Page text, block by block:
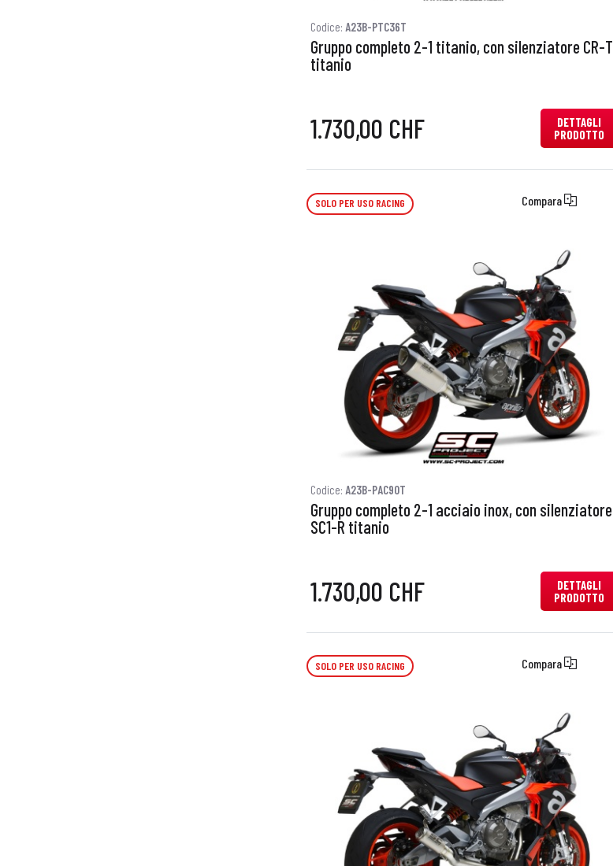
Codice: A23B-PTC36T
Gruppo completo 2-1 titanio, con silenziatore CR-T
titanio
1.730,00 CHF
DETTAGLI
PRODOTTO
SOLO PER USO RACING Compara
Codice: A23B-PAC90T
Gruppo completo 2-1 acciaio inox, con silenziatore
SC1-R titanio
1.730,00 CHF
DETTAGLI
PRODOTTO
SOLO PER USO RACING Compara